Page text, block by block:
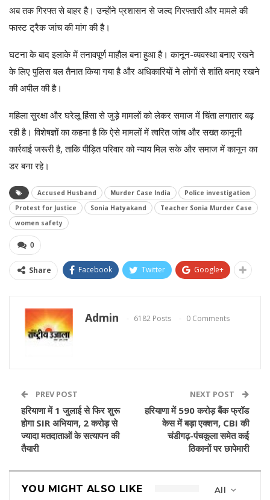
अब तक गिरफ्त से बाहर है। उन्होंने प्रशासन से जल्द गिरफ्तारी और मामले की
फास्ट ट्रैक जांच की मांग की है।
घटना के बाद इलाके में तनावपूर्ण माहौल बना हुआ है। कानून-व्यवस्था बनाए रखने
के लिए पुलिस बल तैनात किया गया है और अधिकारियों ने लोगों से शांति बनाए रखने
की अपील की है।
महिला सुरक्षा और घरेलू हिंसा से जुड़े मामलों को लेकर समाज में चिंता लगातार बढ़
रही है। विशेषज्ञों का कहना है कि ऐसे मामलों में त्वरित जांच और सख्त कानूनी
कार्रवाई जरूरी है, ताकि पीड़ित परिवार को न्याय मिल सके और समाज में कानून का
डर बना रहे।
Accused Husband Murder Case India
Police investigation
Protest for Justice
Sonia Hatyakand
Teacher Sonia Murder Case
women safety
0
Share Facebook Twitter Google+
Admin 6182 Posts 0 Comments
PREV POST
हरियाणा में 1 जुलाई से फिर शुरू
होगा SIR अभियान, 2 करोड़ से
ज्यादा मतदाताओं के सत्यापन की
तैयारी
NEXT POST
हरियाणा में 590 करोड़ बैंक फ्रॉड
केस में बड़ा एक्शन, CBI की
चंडीगढ़-पंचकूला समेत कई
ठिकानों पर छापेमारी
All
YOU MIGHT ALSO LIKE